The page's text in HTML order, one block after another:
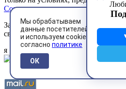
Мы обрабатываем
данные посетителей
и используем cookies
согласно политике
ОК
Соглашением
Зарегистрированное средство
свидетельство ЭЛ № ФС 77 - 85134
я